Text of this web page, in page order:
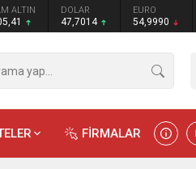
EURO
54,9990
STERLİN
64,2141
FİRMALAR